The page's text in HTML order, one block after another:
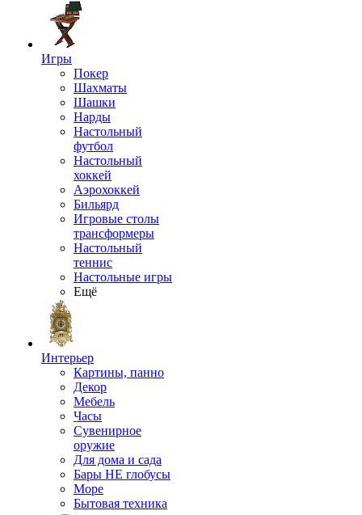
Игры
Покер
Шахматы
Шашки
Нарды
Настольный
футбол
Настольный
хоккей
Аэрохоккей
Бильярд
Игровые столы
трансформеры
Настольный
теннис
Настольные игры
Ещё
Интерьер
Картины, панно
Декор
Мебель
Часы
Сувенирное
оружие
Для дома и сада
Бары НЕ глобусы
Море
Бытовая техника